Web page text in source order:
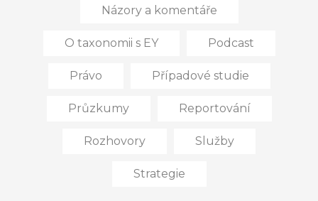
Názory a komentáře
O taxonomii s EY Podcast
Právo Případové studie
Průzkumy Reportování
Rozhovory Služby
Strategie